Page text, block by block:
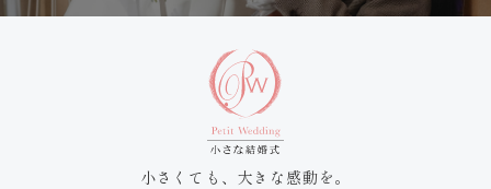
小さくても、大きな感動を。